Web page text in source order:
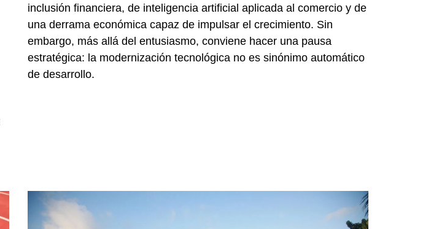
inclusión financiera, de inteligencia artificial aplicada al comercio y de
una derrama económica capaz de impulsar el crecimiento. Sin
embargo, más allá del entusiasmo, conviene hacer una pausa
estratégica: la modernización tecnológica no es sinónimo automático
de desarrollo.